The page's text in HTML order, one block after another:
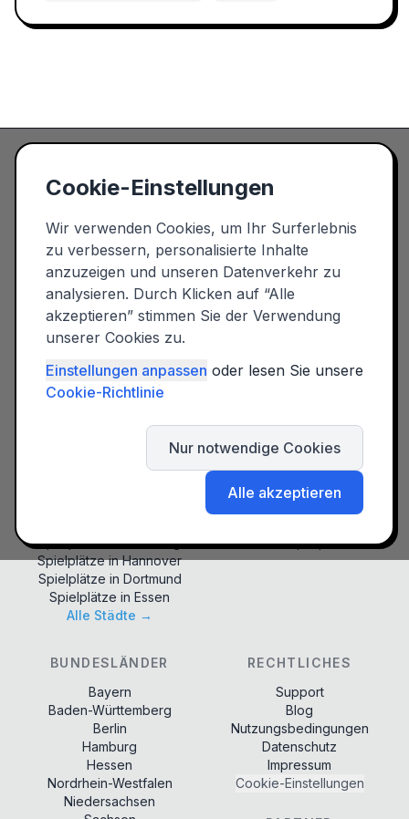
Cookie-Einstellungen
Wir verwenden Cookies, um Ihr Surferlebnis
zu verbessern, personalisierte Inhalte
anzuzeigen und unseren Datenverkehr zu
analysieren. Durch Klicken auf “Alle
unserer Cookies zu.
Cookie-Richtlinie
Nur notwendige Cookies
Spielplatz in der Nähe
Entdecken Sie den nächsten
Spielplatz in Ihrer Nähe! ✓ 10.000+
Spielplätze ✓ Mit Fotos &
Bewertungen ✓ Filterbar nach
Ausstattung und Altersgruppe
Copyright © 2026 - Alle Rechte
München
Hamburg
Spielplätze inLeipzig
Spielplätze inDresden
Spielplätze in Nürnberg
Spielplätze inHannover
Spielplätze inDortmund
Wasserspielplatz
Waldspielplatz
Naturspielplatz
Kletterpark
Musikspielplatz
Generationenspielplatz
BUNDESLÄNDER
Bayern
Baden-Württemberg
Berlin
Hamburg
Hessen
RECHTLICHES
Support
Blog
Nutzungsbedingungen
Datenschutz